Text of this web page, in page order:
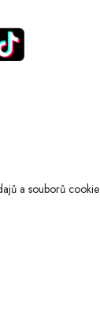
a souborů cookie